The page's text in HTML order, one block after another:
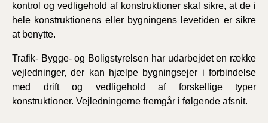
kontrol og vedligehold af konstruktioner skal sikre, at de i
hele konstruktionens eller bygningens levetiden er sikre
at benytte.
Trafik- Bygge- og Boligstyrelsen har udarbejdet en række
vejledninger, der kan hjælpe bygningsejer i forbindelse
med drift og vedligehold af forskellige typer
konstruktioner. Vejledningerne fremgår i følgende afsnit.